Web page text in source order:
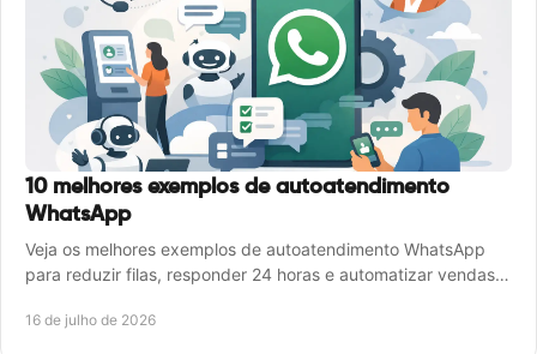
10 melhores exemplos de autoatendimento
WhatsApp
Veja os melhores exemplos de autoatendimento WhatsApp
para reduzir filas, responder 24 horas e automatizar vendas,
16 de julho de 2026